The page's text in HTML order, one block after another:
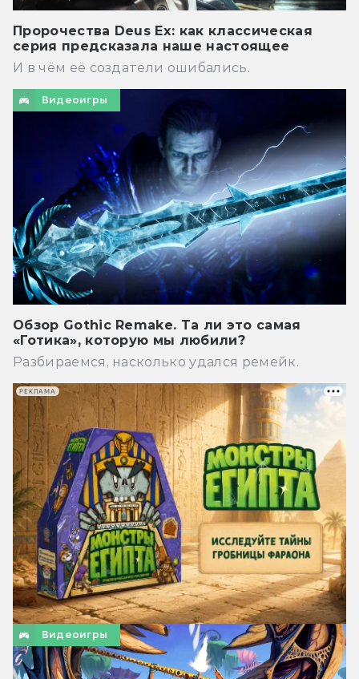
Пророчества Deus Ex: как классическая
серия предсказала наше настоящее
И в чём её создатели ошибались.
Видеоигры
Обзор Gothic Remake. Та ли это самая
«Готика», которую мы любили?
Разбираемся, насколько удался ремейк.
Видеоигры
РЕКЛАМА